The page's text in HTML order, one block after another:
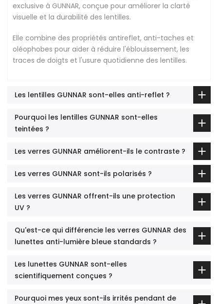
exclusive à GUNNAR, conçue pour améliorer la clarté
visuelle et la durabilité des lentilles.
Elle combine des propriétés antireflet, anti-taches et
oléophobes pour aider à réduire l'éblouissement, les
traces de doigts et l'usure quotidienne des lentilles.
Les lentilles GUNNAR sont-elles anti-reflet ?
Pourquoi les lentilles GUNNAR sont-elles
teintées ?
Les verres GUNNAR améliorent-ils le contraste ?
Les verres GUNNAR sont-ils polarisés ?
Les verres GUNNAR offrent-ils une protection
UV ?
Qu'est-ce qui différencie les verres GUNNAR des
lunettes anti-lumière bleue standards ?
Les lunettes GUNNAR sont-elles
scientifiquement conçues ?
Pourquoi mes yeux sont-ils irrités pendant de